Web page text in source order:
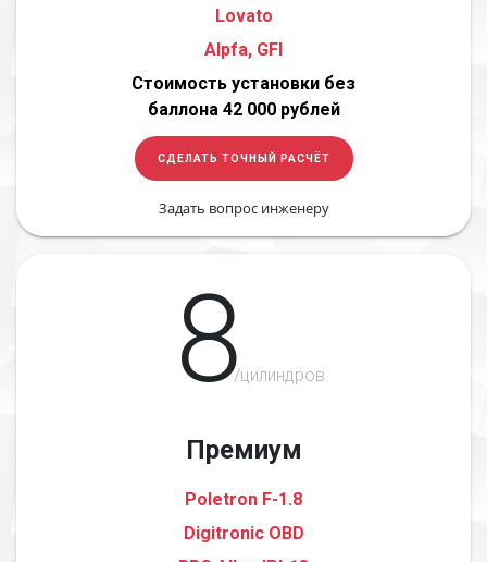
Lovato
Alpfa, GFI
Стоимость установки без
баллона 42 000 рублей
СДЕЛАТЬ ТОЧНЫЙ РАСЧЁТ
Задать вопрос инженеру
8/цилиндров
Премиум
Poletron F-1.8
Digitronic OBD